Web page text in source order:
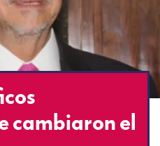
cambiaron el